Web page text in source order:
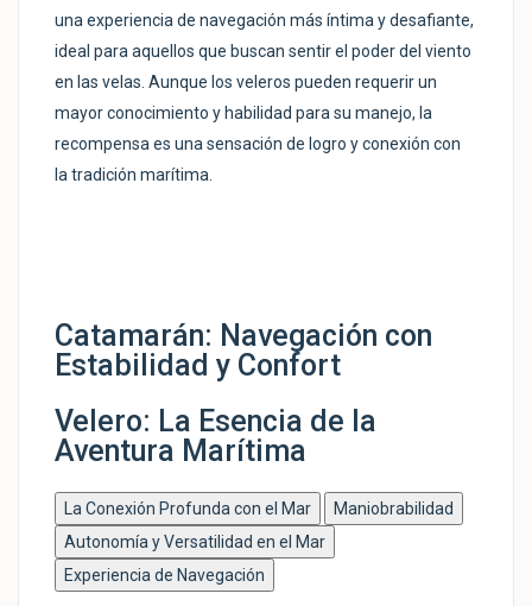
una experiencia de navegación más íntima y desafiante,
ideal para aquellos que buscan sentir el poder del viento
en las velas. Aunque los veleros pueden requerir un
mayor conocimiento y habilidad para su manejo, la
recompensa es una sensación de logro y conexión con
la tradición marítima.
Catamarán: Navegación con
Estabilidad y Confort
Velero: La Esencia de la
Aventura Marítima
La Conexión Profunda con el Mar
Maniobrabilidad
Autonomía y Versatilidad en el Mar
Experiencia de Navegación